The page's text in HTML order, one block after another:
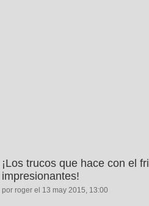
¡Los trucos que hace con el
impresionantes!
por roger el 13 may 2015, 13:00